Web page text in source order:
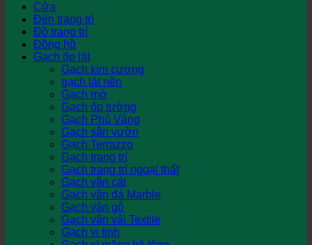
Cửa
Đèn trang trí
Đồ trang trí
Đồng hồ
Gạch ốp lát
Gạch kim cương
gạch lát nền
Gạch mờ
Gạch ốp tường
Gạch Phủ Vàng
Gạch sân vườn
Gạch Terrazzo
Gạch trang trí
Gạch trang trí ngoại thất
Gạch vân cát
Gạch vân đá Marble
Gạch vân gỗ
Gạch vân vải Textile
Gạch vi tinh